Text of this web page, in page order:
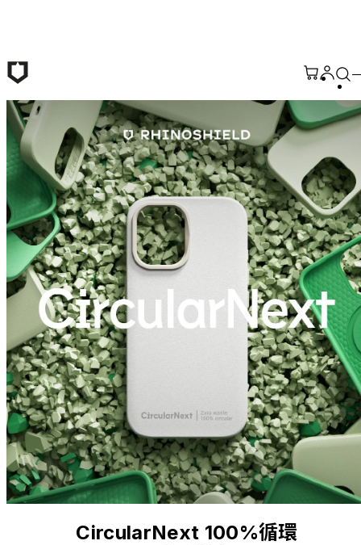
CircularNext 100%循環